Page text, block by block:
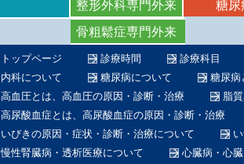
整形外科専門外来
糖尿
骨粗鬆症専門外来
トップページ 診療時間
診療科目
内科について
糖尿病について
糖尿病
高血圧とは、高血圧の原因・診断・治療
脂
高尿酸血症とは、高尿酸血症の原因・診断・治療
いびきの原因・症状・診断・治療について
慢性腎臓病・透析医療について
心臓病・心